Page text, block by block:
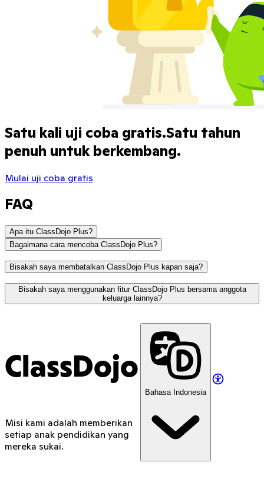
Satu kali uji coba gratis.Satu tahun
penuh untuk berkembang.
Mulai uji coba gratis
FAQ
Apa itu ClassDojo Plus?
Bagaimana cara mencoba ClassDojo Plus?
Bisakah saya membatalkan ClassDojo Plus kapan saja?
langkah-langkah ini
Bisakah saya menggunakan fitur ClassDojo Plus bersama anggota
keluarga lainnya?
ClassDojo
Misi kami adalah memberikan
setiap anak pendidikan yang
mereka sukai.
Bahasa Indonesia